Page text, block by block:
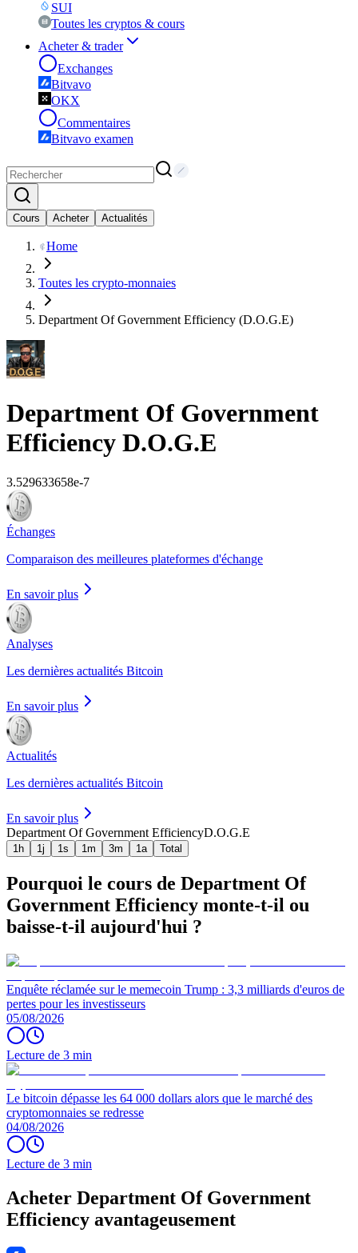
SUI
Toutes les cryptos & cours
Acheter & trader
Exchanges
Bitvavo
OKX
Commentaires
Bitvavo examen
Cours Acheter Actualités
Home
Toutes les crypto-monnaies
Department Of Government Efficiency (D.O.G.E)
Department Of Government
Efficiency D.O.G.E
3.529633658e-7
Échanges
Comparaison des meilleures plateformes d'échange
En savoir plus
Analyses
Les dernières actualités Bitcoin
En savoir plus
Actualités
Les dernières actualités Bitcoin
En savoir plus
Department Of Government EfficiencyD.O.G.E
1h 1j 1s 1m 3m 1a Total
Pourquoi le cours de Department Of
Government Efficiency monte-t-il ou
baisse-t-il aujourd'hui ?
Enquête réclamée sur le memecoin Trump : 3,3 milliards d'euros de
pertes pour les investisseurs
05/08/2026
Lecture de 3 min
Le bitcoin dépasse les 64 000 dollars alors que le marché des
cryptomonnaies se redresse
04/08/2026
Lecture de 3 min
Acheter Department Of Government
Efficiency avantageusement